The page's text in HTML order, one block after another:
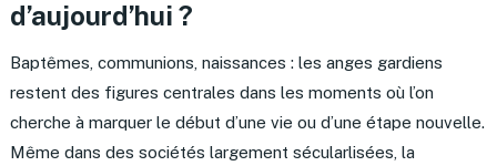
d’aujourd’hui ?
Baptêmes, communions, naissances : les anges gardiens
restent des figures centrales dans les moments où l’on
cherche à marquer le début d’une vie ou d’une étape nouvelle.
Même dans des sociétés largement sécularlisées, la